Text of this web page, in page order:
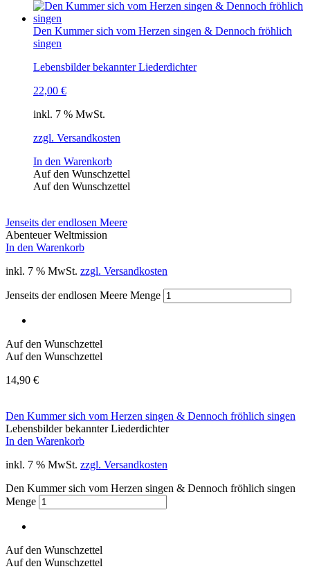
Den Kummer sich vom Herzen singen & Dennoch fröhlich
singen
Lebensbilder bekannter Liederdichter
22,00 €
inkl. 7 % MwSt.
zzgl. Versandkosten
In den Warenkorb
Auf den Wunschzettel
Auf den Wunschzettel
Jenseits der endlosen Meere
Abenteuer Weltmission
In den Warenkorb
inkl. 7 % MwSt. zzgl. Versandkosten
Jenseits der endlosen Meere Menge
Auf den Wunschzettel
Auf den Wunschzettel
14,90 €
Den Kummer sich vom Herzen singen & Dennoch fröhlich singen
Lebensbilder bekannter Liederdichter
In den Warenkorb
inkl. 7 % MwSt. zzgl. Versandkosten
Den Kummer sich vom Herzen singen & Dennoch fröhlich singen
Menge
Auf den Wunschzettel
Auf den Wunschzettel